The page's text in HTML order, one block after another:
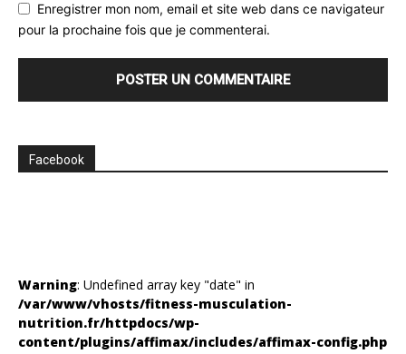
Enregistrer mon nom, email et site web dans ce navigateur
pour la prochaine fois que je commenterai.
Facebook
Warning: Undefined array key "date" in
/var/www/vhosts/fitness-musculation-
nutrition.fr/httpdocs/wp-
content/plugins/affimax/includes/affimax-config.php